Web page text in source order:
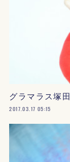
グラマラス塚
2017.03.17 05:15